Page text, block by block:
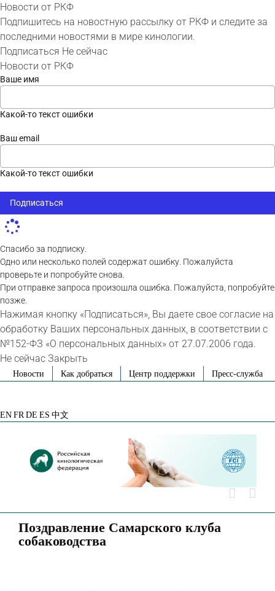
Новости от РКФ
Подпишитесь на новостную рассылку от РКФ и следите за
последними новостями в мире кинологии.
Подписаться Не сейчас
Новости от РКФ
Ваше имя
Какой-то текст ошибки
Ваш email
Какой-то текст ошибки
Подписаться
Спасибо за подписку.
Одно или несколько полей содержат ошибку. Пожалуйста
проверьте и попробуйте снова.
При отправке запроса произошла ошибка. Пожалуйста, попробуйте
позже.
Нажимая кнопку «Подписаться», Вы даете свое согласие на
обработку Ваших персональных данных, в соответствии с
№152-ФЗ «О персональных данных» от 27.07.2006 года.
Не сейчас Закрыть
SkipНовости Как добраться Центр поддержки Пресс-служба
EN FR DE ES 中文
Поздравление Самарского клуба
собаководства